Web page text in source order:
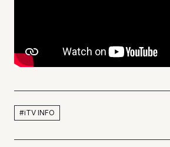
#iTV INFO